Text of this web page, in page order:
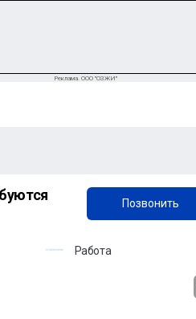
Реклама. ООО "ОЗЖИ"
Позвонить
Работа